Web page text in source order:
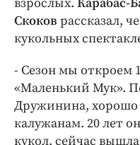
Скоков рассказал,
кукольных
- Сезон мы откроем
«Маленький Мук».
Дружинина, хорошо
калужанам. 20 лет
кукол, сейчас